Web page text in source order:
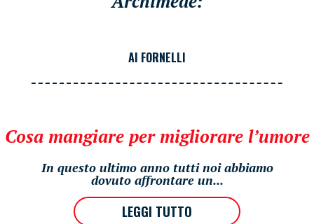
AI FORNELLI
Cosa mangiare per migliorare l’umore
In questo ultimo anno tutti noi abbiamo
dovuto affrontare un...
LEGGI TUTTO